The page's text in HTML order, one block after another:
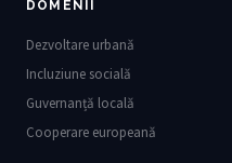
DOMENII
Dezvoltare urbană
Incluziune socială
Guvernanță locală
Cooperare europeană